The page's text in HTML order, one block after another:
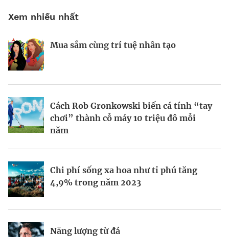
Xem nhiều nhất
Mua sắm cùng trí tuệ nhân tạo
Cách Rob Gronkowski biến cá tính “tay
chơi” thành cỗ máy 10 triệu đô mỗi
năm
Chi phí sống xa hoa như tỉ phú tăng
4,9% trong năm 2023
Năng lượng từ đá
Nhà sáng lập 25 tuổi và tham vọng lật
Thợ săn khoản vay
Nếu biết tận dụng, AI sẽ giúp điều hành
công ty tốt hơn
Định vị doanh nghiệp Việt trên bản đồ
Kiểm soát bất ổn và bảo vệ sức khỏe
BRANDCONNECT | Brand Contributor
Champagne hàng đầu cho chất riêng
mùa lễ hội
Mukesh Ambani sắp chuyển giao quyền
điều hành Reliance Industries cho các
“Bà hoàng” trang điểm Bobbi Brown